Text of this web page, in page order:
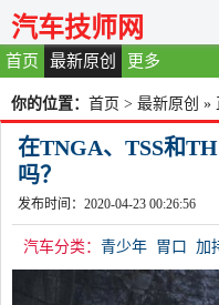
首页 最新原创 更多
汽车技师网
你的位置： 首页 > 最新原创 »
在TNGA、TSS和
吗？
发布时间：2020-04-23 00:26:56
汽车分类： 青少年 胃口 加